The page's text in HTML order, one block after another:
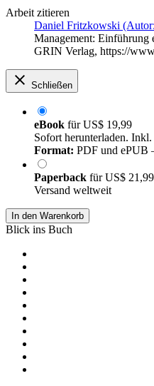
Arbeit zitieren
Daniel Fritzkowski
Management: Einführung
GRIN Verlag, https://
Schließen
eBook fürUS$ 19,99
Sofort herunterladen.
Format: PDF und ePUB
Paperback fürUS$ 21,99
Versand weltweit
In den Warenkorb
Blick ins Buch